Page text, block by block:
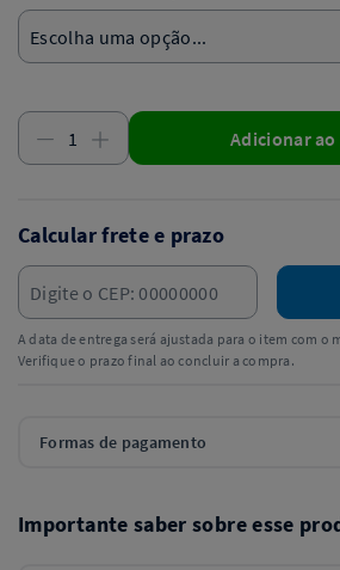
Adicionar
Calcular frete e prazo
A data de entrega será ajustada para o item com o
Verifique o prazo final ao concluir a compra.
Formas de pagamento
Importante saber sobre esse